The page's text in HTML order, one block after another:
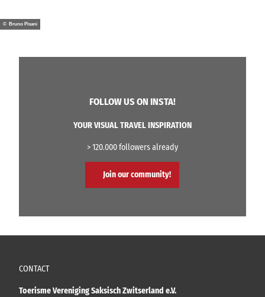
© Bruno Pisani
FOLLOW US ON INSTA!
YOUR VISUAL TRAVEL INSPIRATION
> 120.000 followers already
Join our community!
CONTACT
Toerisme Vereniging Saksisch Zwitserland e.V.